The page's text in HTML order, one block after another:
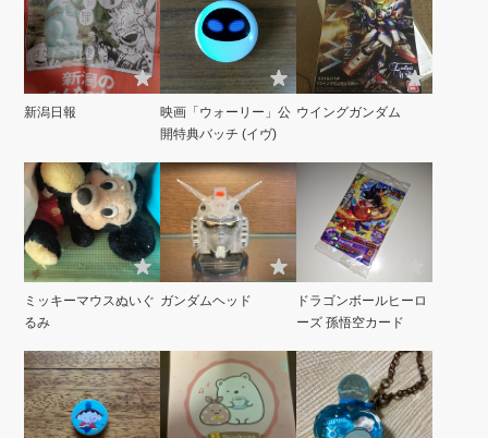
新潟日報
映画「ウォーリー」公
開特典バッチ (イヴ)
ウイングガンダム
ミッキーマウスぬいぐ
るみ
ガンダムヘッド
ドラゴンボールヒーロ
ーズ 孫悟空カード